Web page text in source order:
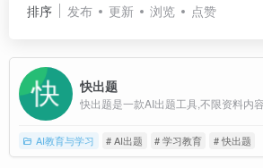
排序 发布 更新 浏览 点赞
快出题
AI教育与学习 # AI出题 # 学习教育 # 快出题